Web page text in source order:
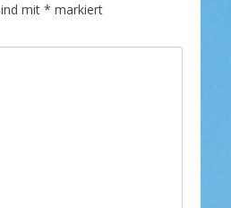
mit * markiert